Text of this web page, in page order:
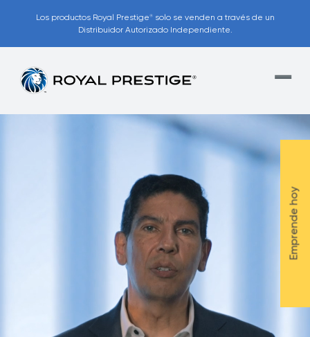
Los productos Royal Prestige®solo se venden a través de un
Distribuidor Autorizado Independiente.
Emprende hoy